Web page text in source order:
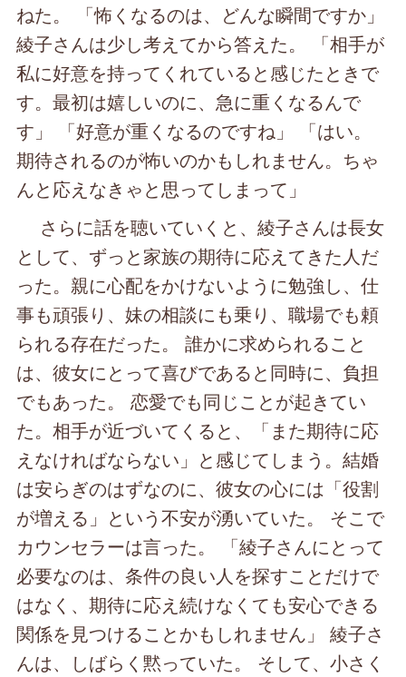
ねた。 「怖くなるのは、どんな瞬間ですか」
綾子さんは少し考えてから答えた。 「相手が
私に好意を持ってくれていると感じたときで
す。最初は嬉しいのに、急に重くなるんで
す」 「好意が重くなるのですね」 「はい。
期待されるのが怖いのかもしれません。ちゃ
んと応えなきゃと思ってしまって」
さらに話を聴いていくと、綾子さんは長女
として、ずっと家族の期待に応えてきた人だ
った。親に心配をかけないように勉強し、仕
事も頑張り、妹の相談にも乗り、職場でも頼
られる存在だった。 誰かに求められること
は、彼女にとって喜びであると同時に、負担
でもあった。 恋愛でも同じことが起きてい
た。相手が近づいてくると、「また期待に応
えなければならない」と感じてしまう。結婚
は安らぎのはずなのに、彼女の心には「役割
が増える」という不安が湧いていた。 そこで
カウンセラーは言った。 「綾子さんにとって
必要なのは、条件の良い人を探すことだけで
はなく、期待に応え続けなくても安心できる
関係を見つけることかもしれません」 綾子さ
んは、しばらく黙っていた。 そして、小さく